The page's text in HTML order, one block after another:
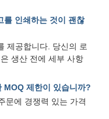
를 인쇄하는 것이 괜찮
제공합니다. 당신의 로
생산 전에 세부 사항
MOQ 제한이 있습니까?
문에 경쟁력 있는 가격